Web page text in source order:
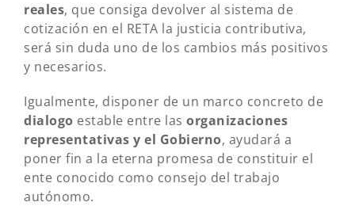
reales, que consiga devolver al sistema de
cotización en el RETA la justicia contributiva,
será sin duda uno de los cambios más positivos
y necesarios.
Igualmente, disponer de un marco concreto de
dialogo estable entre las organizaciones
representativas y el Gobierno, ayudará a
poner fin a la eterna promesa de constituir el
ente conocido como consejo del trabajo
autónomo.